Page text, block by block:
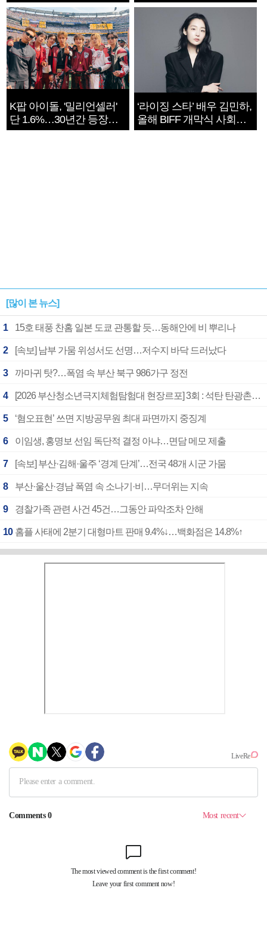
지는 ‘전쟁 속죄’
K팝 아이돌, '밀리언셀러'
단 1.6%…30년간 등장
1182개팀 전수조사
‘라이징 스타’ 배우 김민하,
올해 BIFF 개막식 사회자
확정
[많이 본 뉴스]
1 15호 태풍 찬홈 일본 도쿄 관통할 듯…동해안에 비 뿌리나
2 [속보] 남부 가뭄 위성서도 선명…저수지 바닥 드러났다
3 까마귀 탓?…폭염 속 부산 북구 986가구 정전
4 [2026 부산청소년극지체험탐험대 현장르포] 3회 : 석탄 탄광촌에서 북극 연구의 중심지로
5 ‘혐오표현’ 쓰면 지방공무원 최대 파면까지 중징계
6 이임생, 홍명보 선임 독단적 결정 아냐…면담 메모 제출
7 [속보] 부산·김해·울주 ‘경계 단계’…전국 48개 시군 가뭄
8 부산·울산·경남 폭염 속 소나기·비…무더위는 지속
9 경찰가족 관련 사건 45건…그동안 파악조차 안해
10 홈플 사태에 2분기 대형마트 판매 9.4%↓…백화점은 14.8%↑